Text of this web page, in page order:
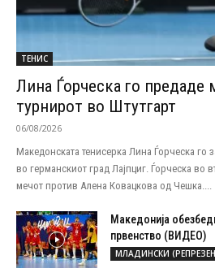
ТЕНИС
Лина Ѓорческа го предаде
турнирот во Штутгарт
06/08/2026
Македонската тенисерка Лина Ѓорческа го
во германскиот град Лајпциг. Ѓорческа во
мечот против Алена Ковацкова од Чешка....
Македонија
првенство (ВИДЕО)
МЛАДИНСКИ